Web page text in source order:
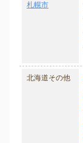
札幌市
北海道その他